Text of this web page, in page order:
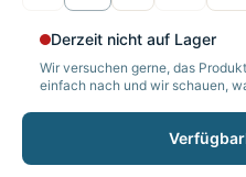
Derzeit nicht auf Lager
Wir versuchen gerne, das
einfach nach und wir schauen,